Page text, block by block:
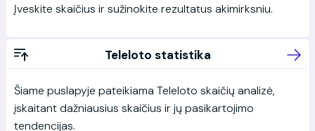
Įveskite skaičius ir sužinokite rezultatus akimirksniu.
Teleloto statistika
Šiame puslapyje pateikiama Teleloto skaičių analizė,
įskaitant dažniausius skaičius ir jų pasikartojimo
tendencijas.